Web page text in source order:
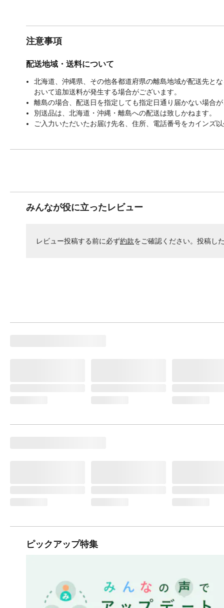
注意事項
配送地域・送料について
北海道、沖縄県、その他各都道府県の離島地域が配送先と
おいて追加送料が発生する場合がございます。
離島の場合、配送日を指定しても指定日通り届かない場合
別送品は、北海道・沖縄・離島への配送は致しかねます。
ご入力いただいたお届け先名、住所、電話番号をカインズ
みんなが役に立ったレビュー
レビュー投稿する前に必ず約款をご確認ください。投稿し
ピックアップ特集